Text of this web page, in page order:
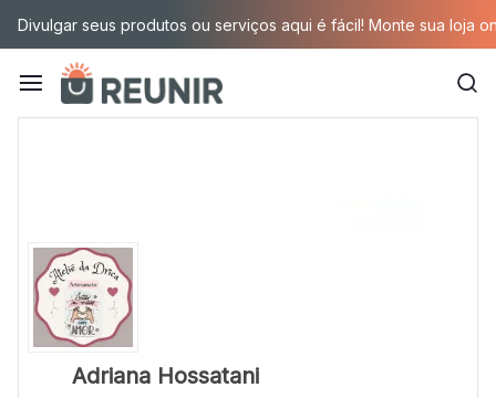
conteúdo
Divulgar seus produtos ou serviços aqui é fácil! Monte sua loja
É
oportunizando
trabalho
decente
Adriana Hossatani